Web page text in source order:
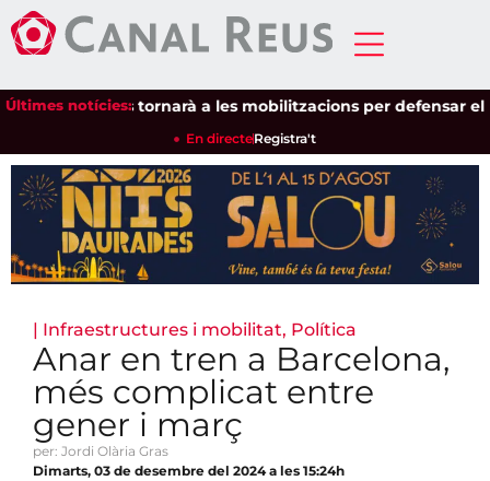
Últimes notícies:
Pagesos tornarà a les mobilitzacions per defensar els
En directeRegistra't
| Infraestructures i mobilitat, Política
Anar en tren a Barcelona,
més complicat entre
gener i març
per: Jordi Olària Gras
Dimarts, 03 de desembre del 2024 a les 15:24h